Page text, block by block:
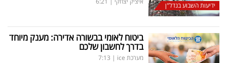
ידיעות השבוע בנדל"ן
ביטוח לאומי בבשורה אדירה: מענק מיוחד
בדרך לחשבון שלכם
מערכת ice |
7:13